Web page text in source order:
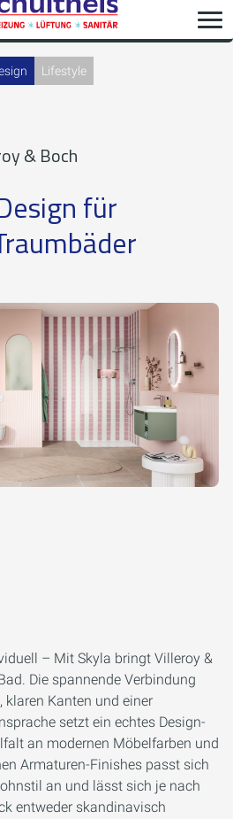
Lifestyle
& Boch
für
– Mit Skyla bringt Villeroy &
Die spannende Verbindung
Kanten und einer
setzt ein echtes Design-
an modernen Möbelfarben und
Armaturen-Finishes passt sich
an und lässt sich je nach
entweder skandinavisch